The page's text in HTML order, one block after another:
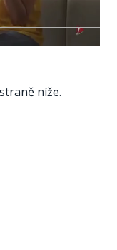
níže.